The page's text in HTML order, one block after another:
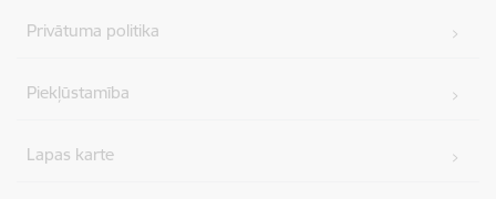
Privātuma politika
Piekļūstamība
Lapas karte